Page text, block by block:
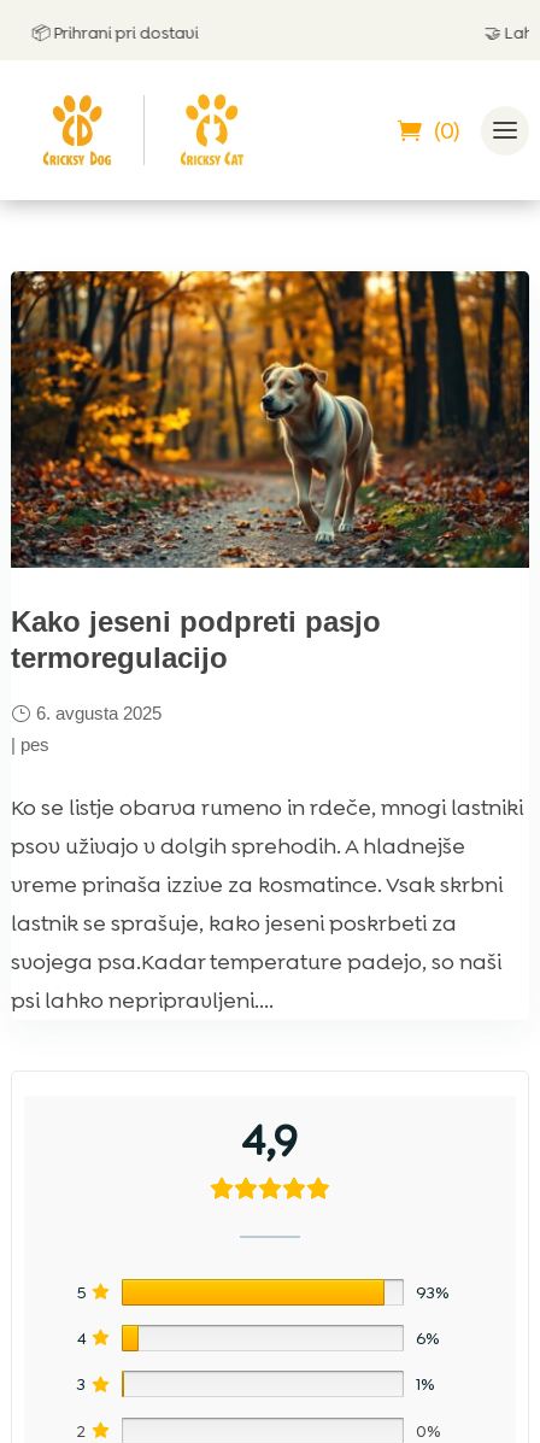
Prihrani pri dostavi Lahko
(0)
Kako jeseni podpreti pasjo
termoregulacijo
6. avgusta 2025
| pes
Ko se listje obarva rumeno in rdeče, mnogi lastniki
psov uživajo v dolgih sprehodih. A hladnejše
vreme prinaša izzive za kosmatince. Vsak skrbni
lastnik se sprašuje, kako jeseni poskrbeti za
svojega psa.Kadar temperature padejo, so naši
psi lahko nepripravljeni....
4,9
5 93%
4 6%
3 1%
2 0%